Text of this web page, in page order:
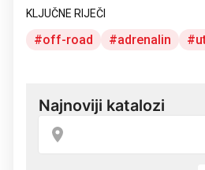
KLJUČNE RIJEČI
off-road adrenalin